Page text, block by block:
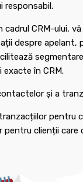
responsabil.
cadrul CRM-ului,
despre apelant,
în CRM.
și a
pentru
pentru clienții care